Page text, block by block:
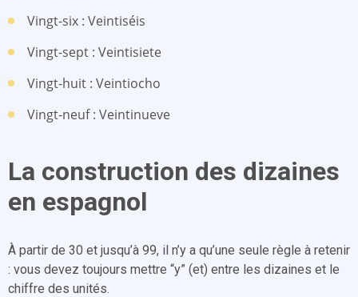
Vingt-six : Veintiséis
Vingt-sept : Veintisiete
Vingt-huit : Veintiocho
Vingt-neuf : Veintinueve
La construction des dizaines
en espagnol
À partir de 30 et jusqu’à 99, il n’y a qu’une seule règle à retenir
: vous devez toujours mettre “y” (et) entre les dizaines et le
chiffre des unités.